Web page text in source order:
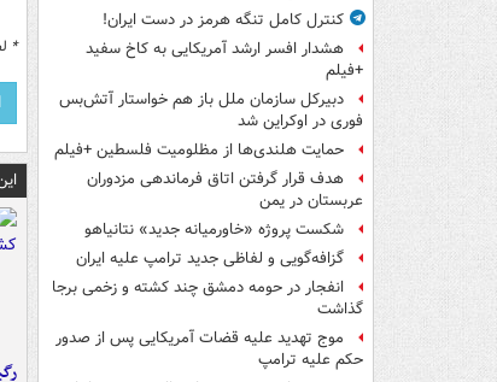
کنترل کامل تنگه هرمز در دست ایران!
هشدار افسر ارشد آمریکایی به کاخ سفید
+فیلم
دبیرکل سازمان ملل باز هم خواستار آتش‌بس
فوری در اوکراین شد
حمایت هلندی‌ها از مظلومیت فلسطین +فیلم
هدف قرار گرفتن اتاق‌ فرماندهی مزدوران
عربستان در یمن
شکست پروژه «خاورمیانه جدید» نتانیاهو
گزافه‌گویی و لفاظی جدید ترامپ علیه ایران
انفجار در حومه دمشق چند کشته و زخمی برجا
گذاشت
موج تهدید علیه قضات آمریکایی پس از صدور
حکم علیه ترامپ
*